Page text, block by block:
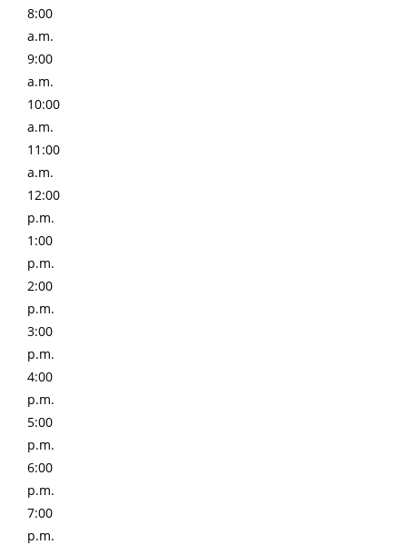
8:00
a.m.
9:00
a.m.
10:00
a.m.
11:00
a.m.
12:00
p.m.
1:00
p.m.
2:00
p.m.
3:00
p.m.
4:00
p.m.
5:00
p.m.
6:00
p.m.
7:00
p.m.